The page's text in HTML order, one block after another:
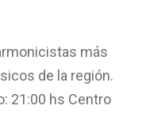
más
de la región.
21:00 hs Centro